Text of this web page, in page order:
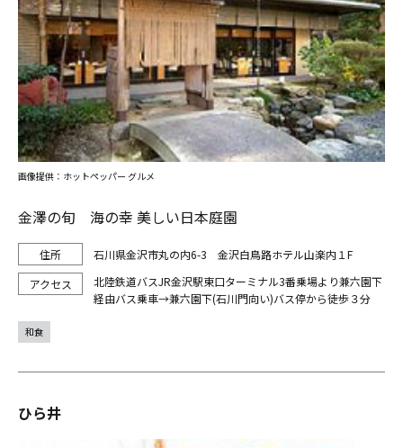
金澤の旬 海の幸 美しい日本庭園
石川県金沢市丸の内6-3 金沢白鳥路ホテル山楽内１F
北陸鉄道バスJR金沢駅東口ターミナル3番乗場より兼六園下
経由バス乗車→兼六園下(石川門向い)バス停から徒歩３分
画像提供：ホットペッパー グルメ
和食
ひら井